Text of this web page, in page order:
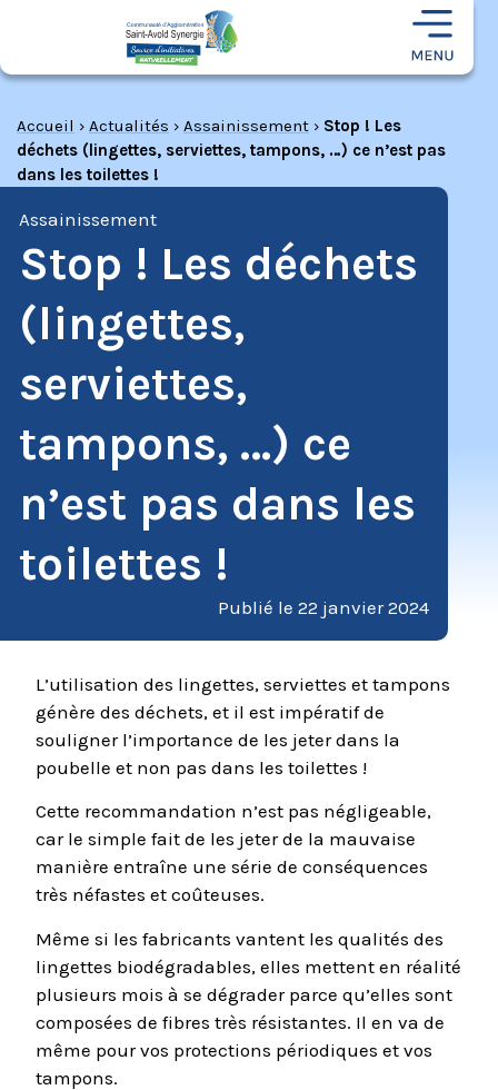
Accueil › Actualités › Assainissement › Stop ! Les
déchets (lingettes, serviettes, tampons, …) ce n’est pas
dans les toilettes !
Assainissement
Stop ! Les déchets
(lingettes,
serviettes,
tampons, …) ce
n’est pas dans les
toilettes !
Publié le 22 janvier 2024
L’utilisation des lingettes, serviettes et tampons
génère des déchets, et il est impératif de
souligner l’importance de les jeter dans la
poubelle et non pas dans les toilettes !
Cette recommandation n’est pas négligeable,
car le simple fait de les jeter de la mauvaise
manière entraîne une série de conséquences
très néfastes et coûteuses.
Même si les fabricants vantent les qualités des
lingettes biodégradables, elles mettent en réalité
plusieurs mois à se dégrader parce qu’elles sont
composées de fibres très résistantes. Il en va de
même pour vos protections périodiques et vos
tampons.